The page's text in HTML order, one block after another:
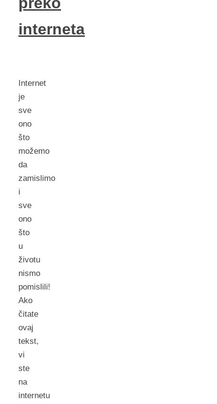
interneta
Internet
je
sve
ono
što
možemo
da
zamislimo
i
sve
ono
što
u
životu
nismo
pomislili!
Ako
čitate
ovaj
tekst,
vi
ste
na
internetu